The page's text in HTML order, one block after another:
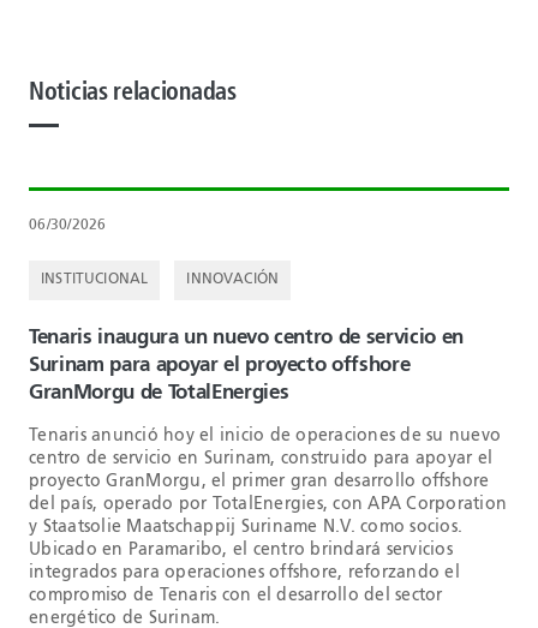
Noticias relacionadas
06/30/2026
INSTITUCIONAL INNOVACIÓN
Tenaris inaugura un nuevo centro de servicio en
Surinam para apoyar el proyecto offshore
GranMorgu de TotalEnergies
Tenaris anunció hoy el inicio de operaciones de su nuevo
centro de servicio en Surinam, construido para apoyar el
proyecto GranMorgu, el primer gran desarrollo offshore
del país, operado por TotalEnergies, con APA Corporation
y Staatsolie Maatschappij Suriname N.V. como socios.
Ubicado en Paramaribo, el centro brindará servicios
integrados para operaciones offshore, reforzando el
compromiso de Tenaris con el desarrollo del sector
energético de Surinam.